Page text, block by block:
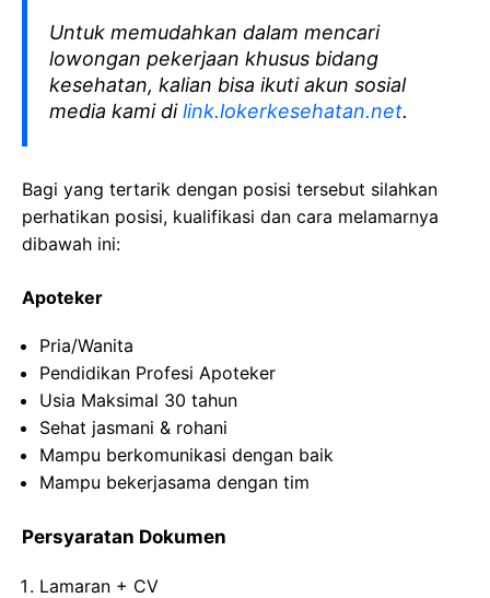
Untuk memudahkan dalam mencari
lowongan pekerjaan khusus bidang
kesehatan, kalian bisa ikuti akun sosial
media kami dilink.lokerkesehatan.net.
Bagi yang tertarik dengan posisi tersebut silahkan
perhatikan posisi, kualifikasi dan cara melamarnya
dibawah ini:
Apoteker
Pria/Wanita
Pendidikan Profesi Apoteker
Usia Maksimal 30 tahun
Sehat jasmani & rohani
Mampu berkomunikasi dengan baik
Mampu bekerjasama dengan tim
Persyaratan Dokumen
Lamaran + CV